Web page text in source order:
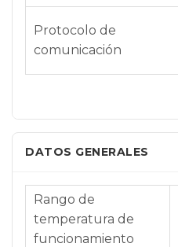
Protocolo de
comunicación
DATOS GENERALES
Rango de
temperatura de
funcionamiento